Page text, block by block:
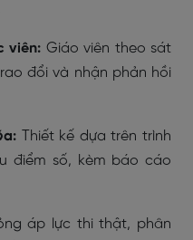
viên: Giáo viên theo sát
đổi và nhận phản hồi
Thiết kế dựa trên trình
điểm số, kèm báo cáo
áp lực thi thật, phân